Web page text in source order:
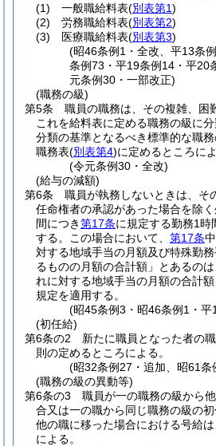
(1)
一般職給料表(別表第1)
(2)
労務職給料表(別表第2)
(3)
医療職給料表(別表第3)
(昭46条例1・全改、平13条
条例73・平19条例14・平20
元条例30・一部改正)
(職務の級)
第5条
職員の職務は、その複雑、困
これを給料表に定める職務の級に
分類の基準となるべき標準的な職
職務表(別表第4)に定めるところによ
(令元条例30・全改)
(給与の減額)
第6条
職員が執務しないときは、そ
任命権者の承認があった場合を除
間につき第17条に規定する勤務1時
する。
この場合において、 第17条
対する地域手当の月額及び特殊勤
るものの月額の合計額」とあるの
れに対する地域手当の月額の合計
規定を適用する。
(昭45条例3・昭46条例1・平
(初任給)
第6条の2
新たに職員となった者の
則の定めるところによる。
(昭32条例27・追加、昭61条
(職務の級の異動等)
第6条の3
職員が一の職務の級から
合又は一の職から同じ職務の級の
他の職に移った場合における号給
による。